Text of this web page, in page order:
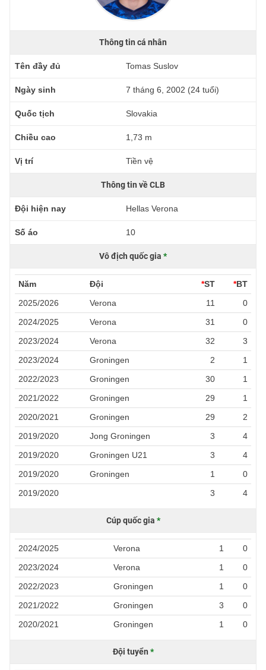
Thông tin cá nhân
Tên đầy đủ Tomas Suslov
Ngày sinh 7 tháng 6, 2002 (24 tuổi)
Quốc tịch Slovakia
Chiều cao 1,73 m
Vị trí Tiền vệ
Thông tin về CLB
Đội hiện nay Hellas Verona
Số áo 10
Vô địch quốc gia *
Năm Đội *ST *BT
2025/2026
Verona 11
0
2024/2025
Verona 31
0
2023/2024
Verona 32
3
2023/2024
Groningen 2
1
2022/2023
Groningen 30
1
2021/2022
Groningen 29
1
2020/2021
Groningen 29
2
2019/2020
Jong Groningen 3
4
2019/2020
Groningen U21 3
4
2019/2020
Groningen 1
0
2019/2020
3 4
Cúp quốc gia *
2024/2025 Verona 1
0
2023/2024
Verona 1
0
2022/2023
Groningen 1
0
2021/2022
Groningen 3
0
2020/2021
Groningen 1 0
Đội tuyển *